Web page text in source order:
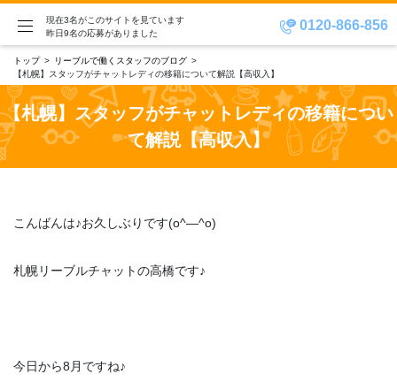
0120-866-856
現在3名がこのサイトを見ています
昨日9名の応募がありました
トップ
リーブルで働くスタッフのブログ
【札幌】スタッフがチャットレディの移籍について解説【高収入】
【札幌】スタッフがチャットレディの移籍につい
て解説【高収入】
こんばんは♪お久しぶりです(o^―^o)
札幌リーブルチャットの高橋です♪
今日から8月ですね♪